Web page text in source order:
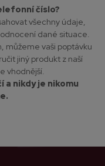
číslo?
všechny údaje,
dané situace.
můžeme vaši poptávku
jiný produkt z naší
vhodnější.
a nikdy je nikomu